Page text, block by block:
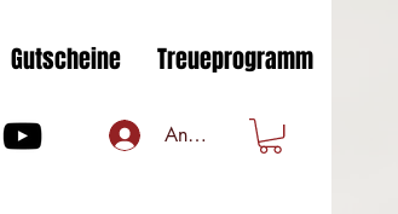
Gutscheine Treueprogramm
Anmelden